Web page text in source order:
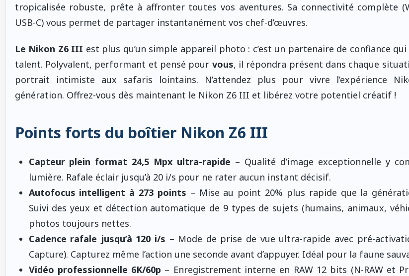
tropicalisée robuste, prête à affronter toutes vos aventures. Sa connectivité complète
USB-C) vous permet de partager instantanément vos chef-d’œuvres.
Le Nikon Z6 III est plus qu’un simple appareil photo : c’est un partenaire de confiance
talent. Polyvalent, performant et pensé pour vous, il répondra présent dans chaque
portrait intimiste aux safaris lointains. N’attendez plus pour vivre l’expérience
génération. Offrez-vous dès maintenant le Nikon Z6 III et libérez votre potentiel créatif !
Points forts du boîtier Nikon Z6 III
Capteur plein format 24,5 Mpx ultra-rapide – Qualité d’image exceptionnelle y
lumière. Rafale éclair jusqu’à 20 i/s pour ne rater aucun instant décisif.
Autofocus intelligent à 273 points – Mise au point 20% plus rapide que la
Suivi des yeux et détection automatique de 9 types de sujets (humains, animaux,
photos toujours nettes.
Cadence rafale jusqu’à 120 i/s – Mode de prise de vue ultra-rapide avec pré-
Capture). Capturez même l’action une seconde avant d’appuyer. Idéal pour la faune
Vidéo professionnelle 6K/60p – Enregistrement interne en RAW 12 bits (N-RAW et